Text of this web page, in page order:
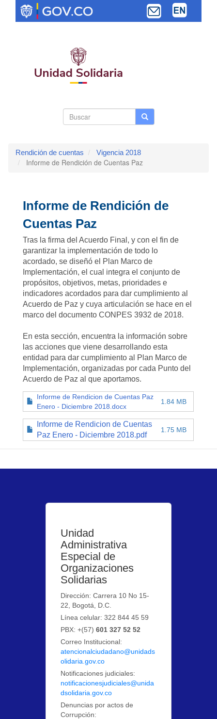
contenido
Buscar Buscar
Rendición de cuentas Vigencia 2018
Informe de Rendición de Cuentas Paz
Informe de Rendición de
Cuentas Paz
Tras la firma del Acuerdo Final, y con el fin de
garantizar la implementación de todo lo
acordado, se diseñó el Plan Marco de
Implementación, el cual integra el conjunto de
propósitos, objetivos, metas, prioridades e
indicadores acordados para dar cumplimiento al
Acuerdo de Paz y cuya articulación se hace en el
marco del documento CONPES 3932 de 2018.
En esta sección, encuentra la información sobre
las acciones que viene desarrollando esta
entidad para dar cumplimiento al Plan Marco de
Implementación, organizadas por cada Punto del
Acuerdo de Paz al que aportamos.
Informe de Rendicion de Cuentas Paz
Enero - Diciembre 2018.docx
1.84 MB
Informe de Rendicion de Cuentas
Paz Enero - Diciembre 2018.pdf
1.75 MB
Unidad
Administrativa
Especial de
Organizaciones
Solidarias
Dirección: Carrera 10 No 15-
22, Bogotá, D.C.
Línea celular: 322 844 45 59
PBX: +(57)601 327 52 52
Correo Institucional:
atencionalciudadano@unidads
olidaria.gov.co
Notificaciones judiciales:
notificacionesjudiciales@unida
dsolidaria.gov.co
Denuncias por actos de
Corrupción: